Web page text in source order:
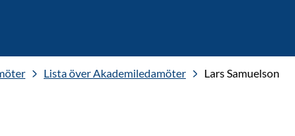
Lista över Akademiledamöter Lars Samuelson